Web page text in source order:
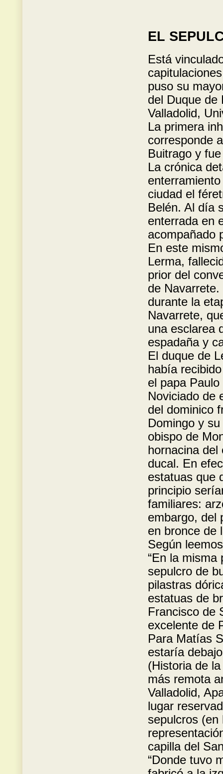
EL
Está
puso su
del Duque de
Valladolid,
La primera
corresponde
Buitrago y
La crónica
ciudad el
Belén. Al día
enterrada en
acompañado
En este
Lerma,
prior del
de
durante la
Navarrete,
una esclarea
espadaña y
El duque de
había
el papa
Noviciado de
del dominico
Domingo y
obispo de
hornacina del
ducal. En
estatuas que
principio
familiares:
embargo, del
en bronce de
Según
“En la misma
sepulcro de
pilastras
estatuas de
Francisco de
excelente de
Para Matías
estaría
(Historia de
más remota
Valladolid,
lugar
sepulcros (en
capilla del
“Donde tuvo